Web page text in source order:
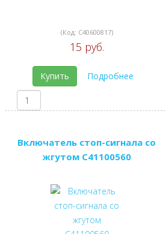
(Код: C40600817)
15 руб.
Купить Подробнее
Включатель стоп-сигнала со
жгутом C41100560